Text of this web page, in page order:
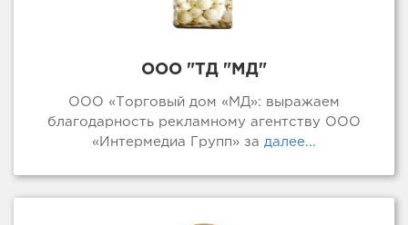
ООО "ТД "МД"
ООО «Торговый дом «МД»: выражаем
благодарность рекламному агентству ООО
«Интермедиа Групп» за далее...